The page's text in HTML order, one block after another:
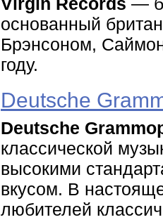
основанный
Брэнсоном,
году.
Deutsche
Deutsche
классической
высокими
вкусом. В
любителей